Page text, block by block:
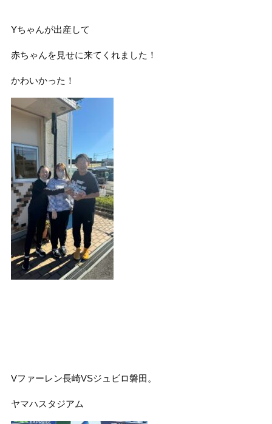
Yちゃんが出産して
赤ちゃんを見せに来てくれました！
かわいかった！
Vファーレン長崎VSジュビロ磐田。
ヤマハスタジアム